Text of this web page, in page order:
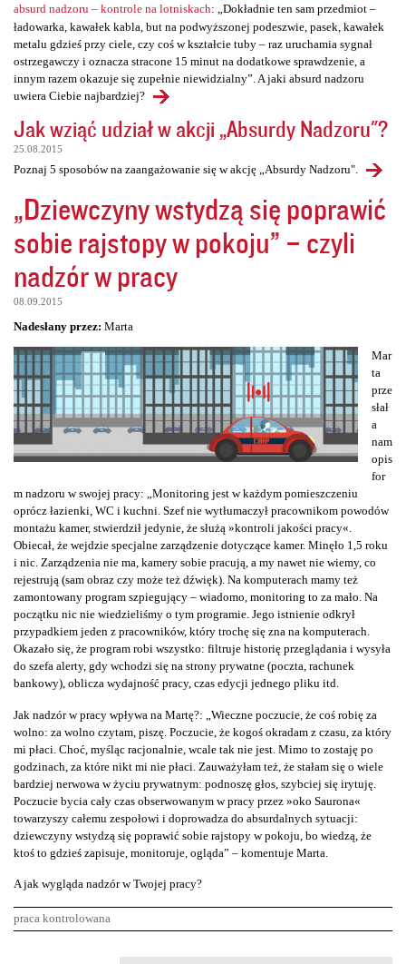
absurd nadzoru – kontrole na lotniskach: „Dokładnie ten sam przedmiot –
ładowarka, kawałek kabla, but na podwyższonej podeszwie, pasek, kawałek
metalu gdzieś przy ciele, czy coś w kształcie tuby – raz uruchamia sygnał
ostrzegawczy i oznacza stracone 15 minut na dodatkowe sprawdzenie, a
innym razem okazuje się zupełnie niewidzialny”. A jaki absurd nadzoru
uwiera Ciebie najbardziej?
Jak wziąć udział w akcji „Absurdy Nadzoru"?
25.08.2015
Poznaj 5 sposobów na zaangażowanie się w akcję „Absurdy Nadzoru".
„Dziewczyny wstydzą się poprawić
sobie rajstopy w pokoju” – czyli
nadzór w pracy
08.09.2015
Nadesłany przez: Marta
Mar
ta
prze
słał
a
nam
opis
for
m nadzoru w swojej pracy: „Monitoring jest w każdym pomieszczeniu
oprócz łazienki, WC i kuchni. Szef nie wytłumaczył pracownikom powodów
montażu kamer, stwierdził jedynie, że służą »kontroli jakości pracy«.
Obiecał, że wejdzie specjalne zarządzenie dotyczące kamer. Minęło 1,5 roku
i nic. Zarządzenia nie ma, kamery sobie pracują, a my nawet nie wiemy, co
rejestrują (sam obraz czy może też dźwięk). Na komputerach mamy też
zamontowany program szpiegujący – wiadomo, monitoring to za mało. Na
początku nic nie wiedzieliśmy o tym programie. Jego istnienie odkrył
przypadkiem jeden z pracowników, który trochę się zna na komputerach.
Okazało się, że program robi wszystko: filtruje historię przeglądania i wysyła
do szefa alerty, gdy wchodzi się na strony prywatne (poczta, rachunek
bankowy), oblicza wydajność pracy, czas edycji jednego pliku itd.
Jak nadzór w pracy wpływa na Martę?: „Wieczne poczucie, że coś robię za
wolno: za wolno czytam, piszę. Poczucie, że kogoś okradam z czasu, za który
mi płaci. Choć, myśląc racjonalnie, wcale tak nie jest. Mimo to zostaję po
godzinach, za które nikt mi nie płaci. Zauważyłam też, że stałam się o wiele
bardziej nerwowa w życiu prywatnym: podnoszę głos, szybciej się irytuję.
Poczucie bycia cały czas obserwowanym w pracy przez »oko Saurona«
towarzyszy całemu zespołowi i doprowadza do absurdalnych sytuacji:
dziewczyny wstydzą się poprawić sobie rajstopy w pokoju, bo wiedzą, że
ktoś to gdzieś zapisuje, monitoruje, ogląda” – komentuje Marta.
A jak wygląda nadzór w Twojej pracy?
praca kontrolowana